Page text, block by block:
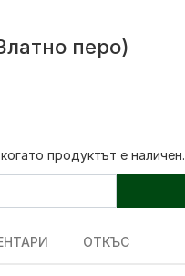
перо)
продуктът е наличен.
ОТКЪС